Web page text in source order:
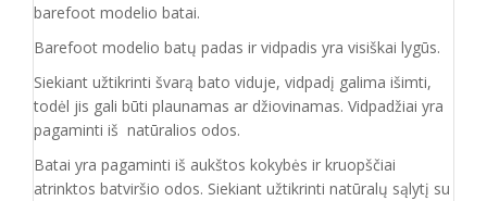
barefoot modelio batai.
Barefoot modelio batų padas ir vidpadis yra visiškai lygūs.
Siekiant užtikrinti švarą bato viduje, vidpadį galima išimti,
todėl jis gali būti plaunamas ar džiovinamas. Vidpadžiai yra
pagaminti iš natūralios odos.
Batai yra pagaminti iš aukštos kokybės ir kruopščiai
atrinktos batviršio odos. Siekiant užtikrinti natūralų sąlytį su